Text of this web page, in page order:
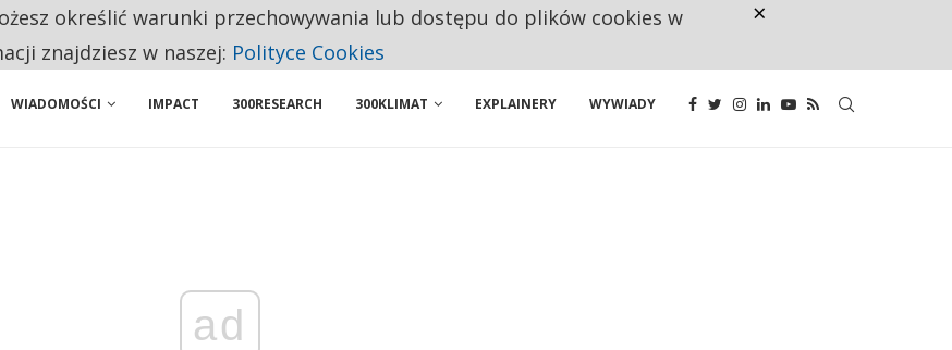
PRZEZNACZAJĄ NA PODSTAWOWE ZAKUPY
WIADOMOŚCI IMPACT 300RESEARCH 300KLIMAT EXPLAINERY WYWIADY
ad
określić warunki przechowywania lub dostępu do plików cookies w
znajdziesz w naszej: Polityce Cookies
×